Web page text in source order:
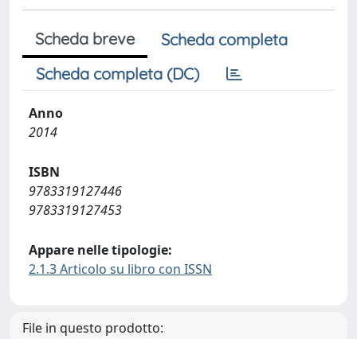
Scheda breve
Scheda completa
Scheda completa (DC)
Anno
2014
ISBN
9783319127446
9783319127453
Appare nelle tipologie:
2.1.3 Articolo su libro con ISSN
File in questo prodotto: